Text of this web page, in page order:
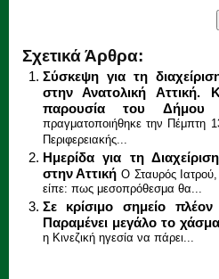
Σχετικά Άρθρα:
Σύσκεψη για τη
στην Ανατολική Αττική.
παρουσία του Δήμου
πραγματοποιήθηκε την Πέμπτη
Περιφερειακής...
Ημερίδα για τη
στην Αττική Ο Σταυρός
είπε: πως μεσοπρόθεσμα θα...
Σε κρίσιμο σημείο
Παραμένει μεγάλο το χάσμα
η Κινεζική ηγεσία να πάρει...